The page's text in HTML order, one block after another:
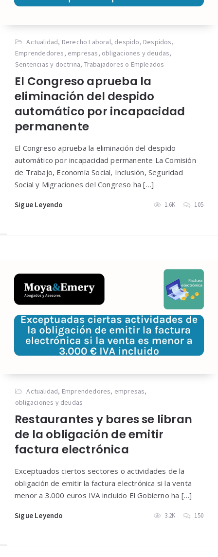
Actualidad, Derecho Laboral, despido, Despidos,
Emprendedores, empresas, obligaciones y deudas,
Sentencias y doctrina, Trabajadores o Empleados
El Congreso aprueba la
eliminación del despido
automático por incapacidad
permanente
El Congreso aprueba la eliminación del despido
automático por incapacidad permanente La Comisión
de Trabajo, Economía Social, Inclusión, Seguridad
Social y Migraciones del Congreso ha […]
Sigue Leyendo 1.6K 105
Actualidad, Emprendedores, empresas,
obligaciones y deudas
Restaurantes y bares se libran
de la obligación de emitir
factura electrónica
Exceptuados ciertos sectores o actividades de la
obligación de emitir la factura electrónica si la venta
menor a 3.000 euros IVA incluido El Gobierno ha […]
Sigue Leyendo 3.2K 150